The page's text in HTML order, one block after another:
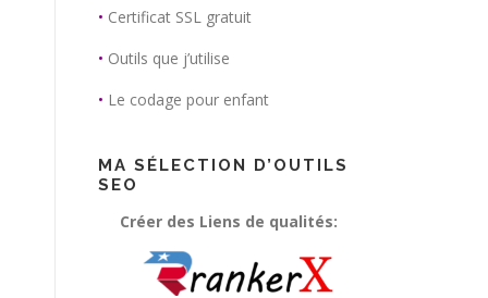
• Certificat SSL gratuit
• Outils que j’utilise
• Le codage pour enfant
MA SÉLECTION D’OUTILS
SEO
Créer des Liens de qualités: